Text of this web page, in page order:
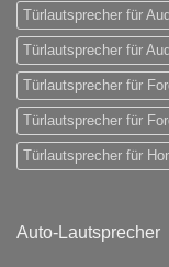
Türlautsprecher für
Türlautsprecher für
Türlautsprecher für
Türlautsprecher für
Türlautsprecher für
Auto-Lautsprecher